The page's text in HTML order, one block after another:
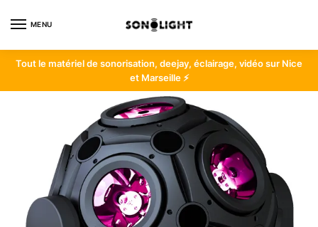
MENU
Tout le matériel de sonorisation, deejay, éclairage, vidéo sur Nice
et Marseille ⚡